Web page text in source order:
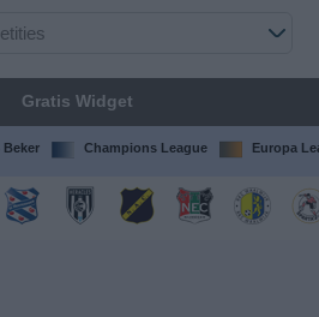
Gratis Widget
Beker Champions League Europa